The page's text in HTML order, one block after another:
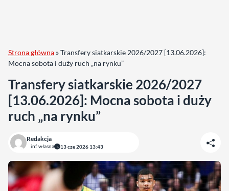
Strona główna »Transfery siatkarskie 2026/2027 [13.06.2026]:
Mocna sobota i duży ruch „na rynku”
Transfery siatkarskie 2026/2027
[13.06.2026]: Mocna sobota i duży
ruch „na rynku”
Redakcja
inf. własna 13 cze 2026 13:43